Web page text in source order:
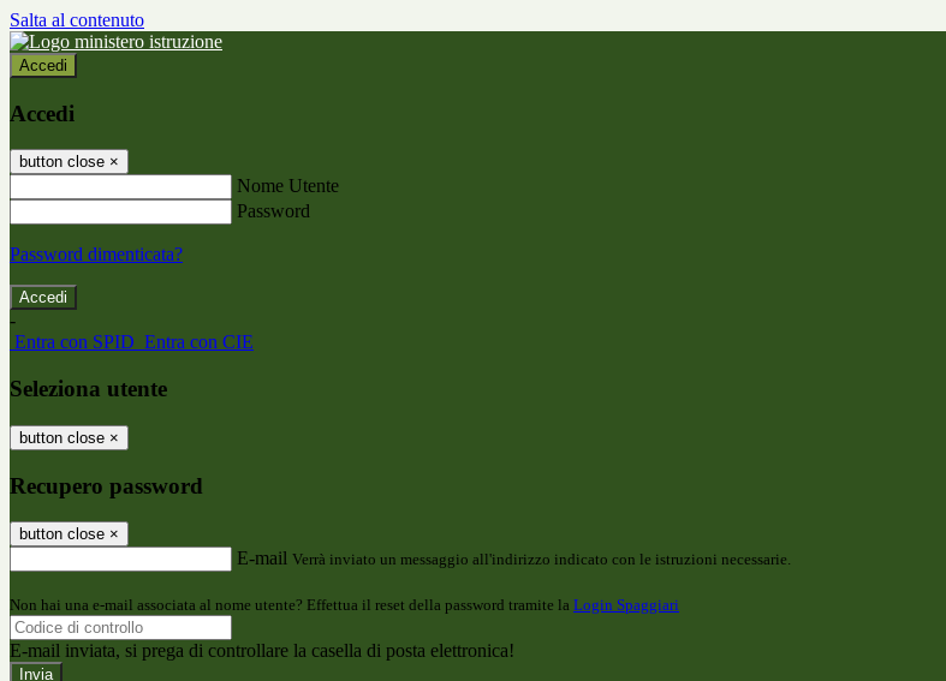
Salta al contenuto
Accedi
Accedi
button close ×
Nome Utente
Password
Password dimenticata?
-
Entra con SPID Entra con CIE
Seleziona utente
button close ×
Recupero password
button close ×
E-mail Verrà inviato un messaggio all'indirizzo indicato con le istruzioni necessarie.
Non hai una e-mail associata al nome utente? Effettua il reset della password tramite la Login Spaggiari
E-mail inviata, si prega di controllare la casella di posta elettronica!